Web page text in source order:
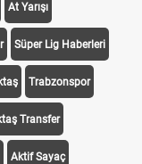
At Yarışı
Süper Lig Haberleri
Trabzonspor
Transfer
Aktif Sayaç